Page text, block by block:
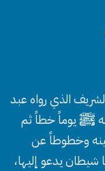
الذي رواه عبد
ﷺ يوماً خطاً ثم
وخطوطاً عن
يدعو إليها،